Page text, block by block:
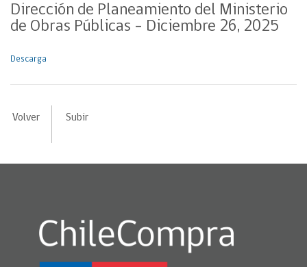
Dirección de Planeamiento del Ministerio
de Obras Públicas – Diciembre 26, 2025
Descarga
Volver Subir